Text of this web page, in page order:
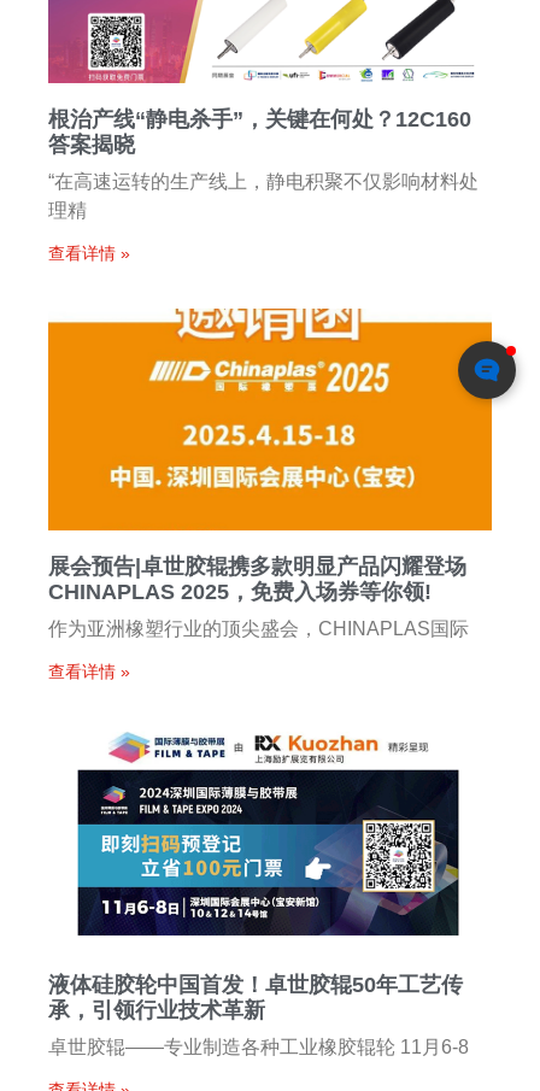
根治产线“静电杀手”，关键在何处？12C160
答案揭晓
“在高速运转的生产线上，静电积聚不仅影响材料处
理精
查看详情 »
展会预告|卓世胶辊携多款明显产品闪耀登场
CHINAPLAS 2025，免费入场券等你领!
作为亚洲橡塑行业的顶尖盛会，CHINAPLAS国际
查看详情 »
液体硅胶轮中国首发！卓世胶辊50年工艺传
承，引领行业技术革新
卓世胶辊——专业制造各种工业橡胶辊轮 11月6-8